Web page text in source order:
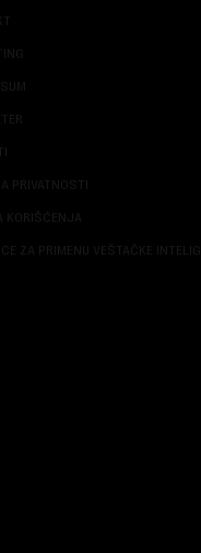
PRIVATNOSTI
KORIŠĆENJA
ZA PRIMENU VEŠTAČKE